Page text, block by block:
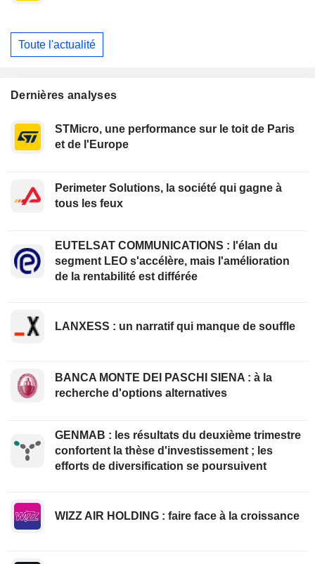
Toute l'actualité
Dernières analyses
STMicro, une performance sur le toit de Paris
et de l'Europe
Perimeter Solutions, la société qui gagne à
tous les feux
EUTELSAT COMMUNICATIONS : l'élan du
segment LEO s'accélère, mais l'amélioration
de la rentabilité est différée
LANXESS : un narratif qui manque de souffle
BANCA MONTE DEI PASCHI SIENA : à la
recherche d'options alternatives
GENMAB : les résultats du deuxième trimestre
confortent la thèse d'investissement ; les
efforts de diversification se poursuivent
WIZZ AIR HOLDING : faire face à la croissance